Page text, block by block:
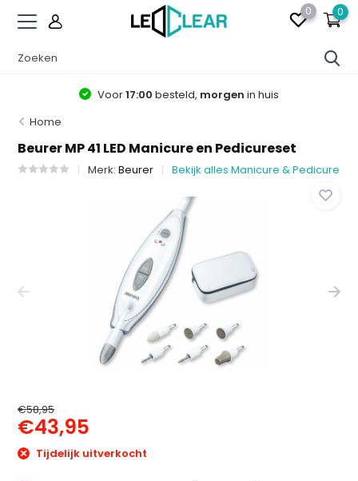
0 0
Voor17:00 besteld, morgen in huis
Home
Beurer MP 41 LED Manicure en Pedicureset
Merk:Beurer Bekijk alles Manicure & Pedicure
€58,95
€43,95
Tijdelijk uitverkocht